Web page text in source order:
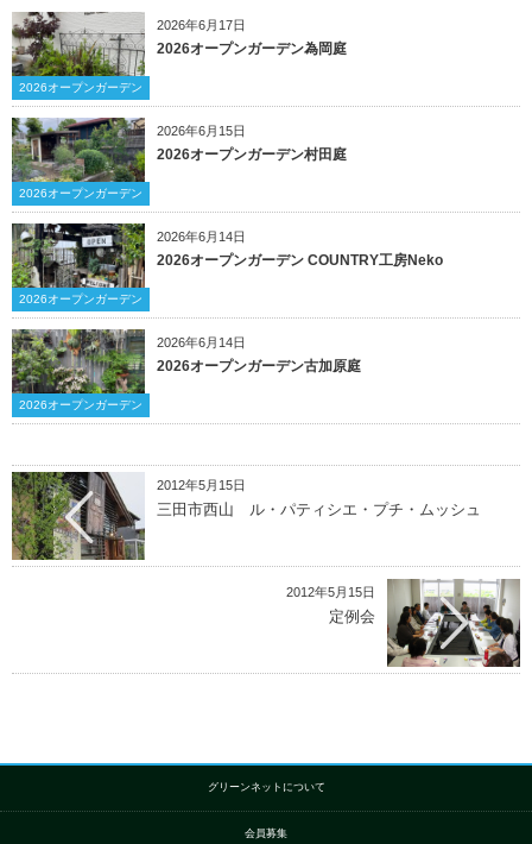
2026年6月17日
2026オープンガーデン
2026オープンガーデン為岡庭
2026年6月15日
2026オープンガーデン
2026オープンガーデン村田庭
2026年6月14日
2026オープンガーデン
2026オープンガーデン COUNTRY工房Neko
2026年6月14日
2026オープンガーデン
2026オープンガーデン古加原庭
2012年5月15日
三田市西山 ル・パティシエ・プチ・ムッシュ
2012年5月15日
定例会
グリーンネットについて
会員募集